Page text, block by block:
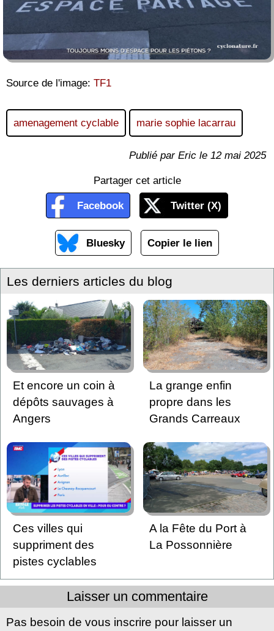
Source de l'image: TF1
amenagement cyclable marie sophie lacarrau
Publié par Eric le 12 mai 2025
Partager cet article
Facebook Twitter (X)
Bluesky Copier le lien
Les derniers articles du blog
Et encore un coin à
dépôts sauvages à
Angers
La grange enfin
propre dans les
Grands Carreaux
Ces villes qui
suppriment des
pistes cyclables
A la Fête du Port à
La Possonnière
Laisser un commentaire
Pas besoin de vous inscrire pour laisser un